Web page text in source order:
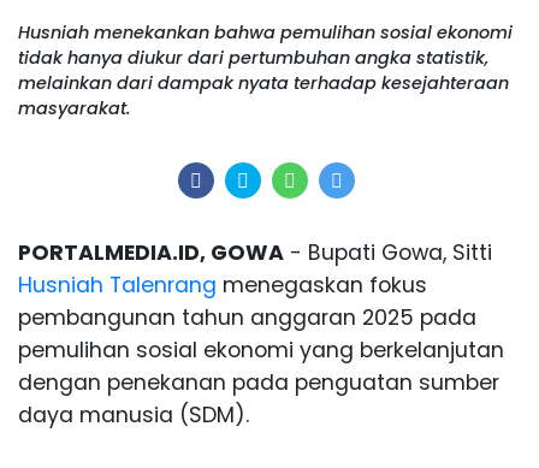
Husniah menekankan bahwa pemulihan sosial ekonomi
tidak hanya diukur dari pertumbuhan angka statistik,
melainkan dari dampak nyata terhadap kesejahteraan
masyarakat.
PORTALMEDIA.ID, GOWA - Bupati Gowa, Sitti
Husniah Talenrang menegaskan fokus
pembangunan tahun anggaran 2025 pada
pemulihan sosial ekonomi yang berkelanjutan
dengan penekanan pada penguatan sumber
daya manusia (SDM).